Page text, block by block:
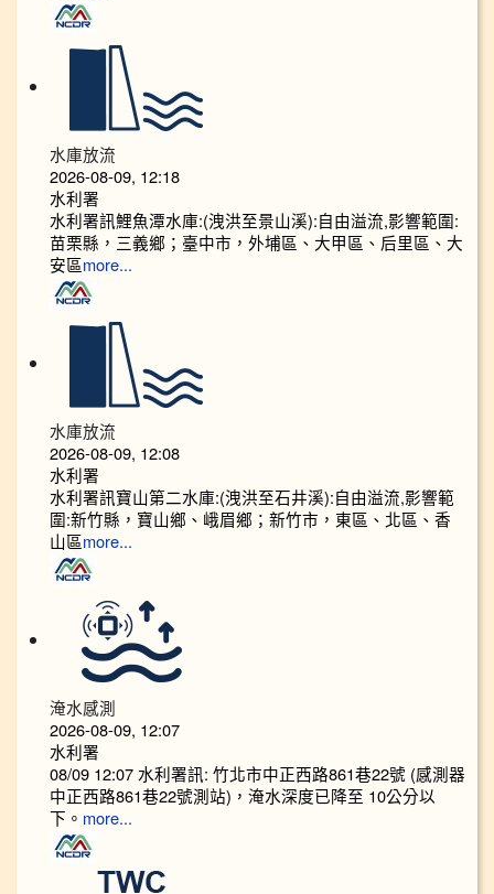
水庫放流
2026-08-09, 12:18
水利署
水利署訊鯉魚潭水庫:(洩洪至景山溪):自由溢流,影響範圍:
苗栗縣，三義鄉；臺中市，外埔區、大甲區、后里區、大
安區more...
水庫放流
2026-08-09, 12:08
水利署
水利署訊寶山第二水庫:(洩洪至石井溪):自由溢流,影響範
圍:新竹縣，寶山鄉、峨眉鄉；新竹市，東區、北區、香
山區more...
淹水感測
2026-08-09, 12:07
水利署
08/09 12:07 水利署訊: 竹北市中正西路861巷22號 (感測器
中正西路861巷22號測站)，淹水深度已降至 10公分以
下。​​ more...